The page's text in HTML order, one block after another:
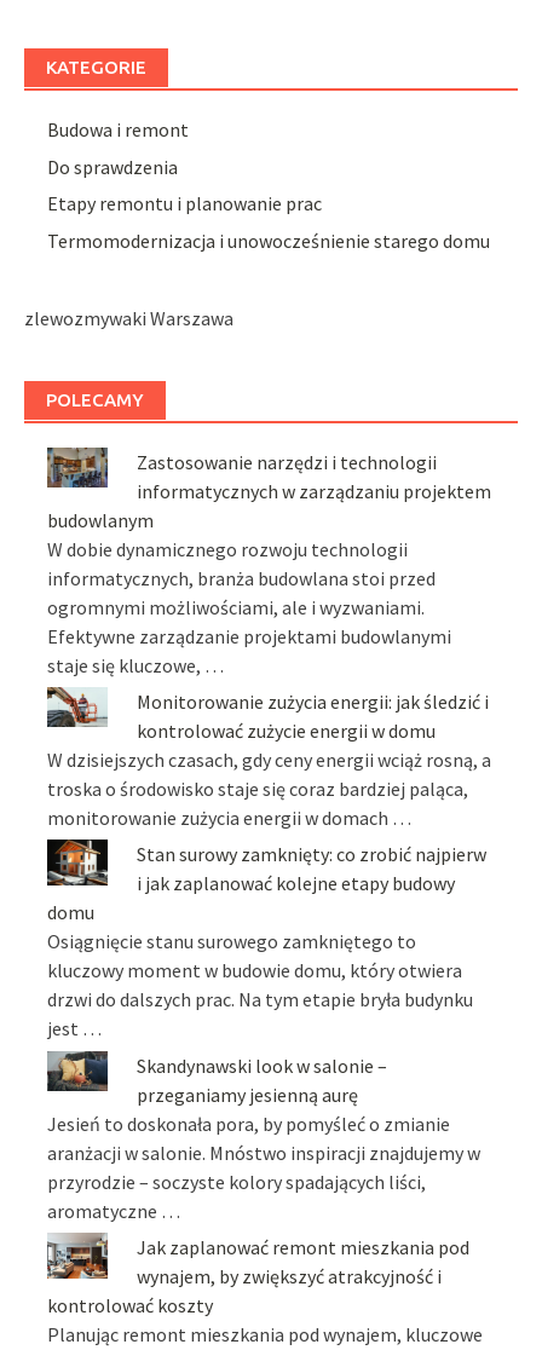
KATEGORIE
Budowa i remont
Do sprawdzenia
Etapy remontu i planowanie prac
Termomodernizacja i unowocześnienie starego domu
zlewozmywaki Warszawa
POLECAMY
Zastosowanie narzędzi i technologii
informatycznych w zarządzaniu projektem
budowlanym
W dobie dynamicznego rozwoju technologii
informatycznych, branża budowlana stoi przed
ogromnymi możliwościami, ale i wyzwaniami.
Efektywne zarządzanie projektami budowlanymi
staje się kluczowe, …
Monitorowanie zużycia energii: jak śledzić i
kontrolować zużycie energii w domu
W dzisiejszych czasach, gdy ceny energii wciąż rosną, a
troska o środowisko staje się coraz bardziej paląca,
monitorowanie zużycia energii w domach …
Stan surowy zamknięty: co zrobić najpierw
i jak zaplanować kolejne etapy budowy
domu
Osiągnięcie stanu surowego zamkniętego to
kluczowy moment w budowie domu, który otwiera
drzwi do dalszych prac. Na tym etapie bryła budynku
jest …
Skandynawski look w salonie –
przeganiamy jesienną aurę
Jesień to doskonała pora, by pomyśleć o zmianie
aranżacji w salonie. Mnóstwo inspiracji znajdujemy w
przyrodzie – soczyste kolory spadających liści,
aromatyczne …
Jak zaplanować remont mieszkania pod
wynajem, by zwiększyć atrakcyjność i
kontrolować koszty
Planując remont mieszkania pod wynajem, kluczowe